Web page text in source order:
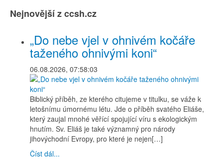
Nejnovější z ccsh.cz
„Do nebe vjel v ohnivém kočáře
taženého ohnivými koni“
06.08.2026, 07:58:03
Biblický příběh, ze kterého citujeme v titulku, se váže k
letošnímu úmornému létu. Jde o příběh svatého Eliáše,
který zaujal mnohé věřící spojující víru s ekologickým
hnutím. Sv. Eliáš je také významný pro národy
jihovýchodní Evropy, pro které je nejen[…]
Číst dál...